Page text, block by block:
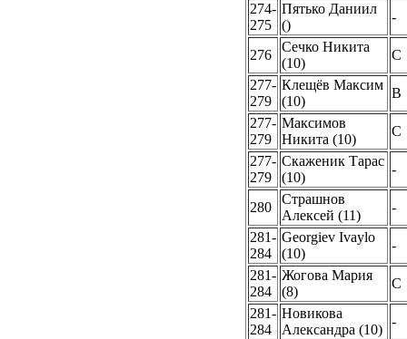
274-
275
Пятько Даниил
()
-
276
Сечко Никита
(10)
C
277-
279
Клещёв Максим
(10)
B
277-
279
Максимов
Никита (10)
C
277-
279
Скаженик Тарас
(10)
-
280
Страшнов
Алексей (11)
-
281-
284
Georgiev Ivaylo
(10)
-
281-
284
Жогова Мария
(8)
C
281-
284
Новикова
Александра (10)
-